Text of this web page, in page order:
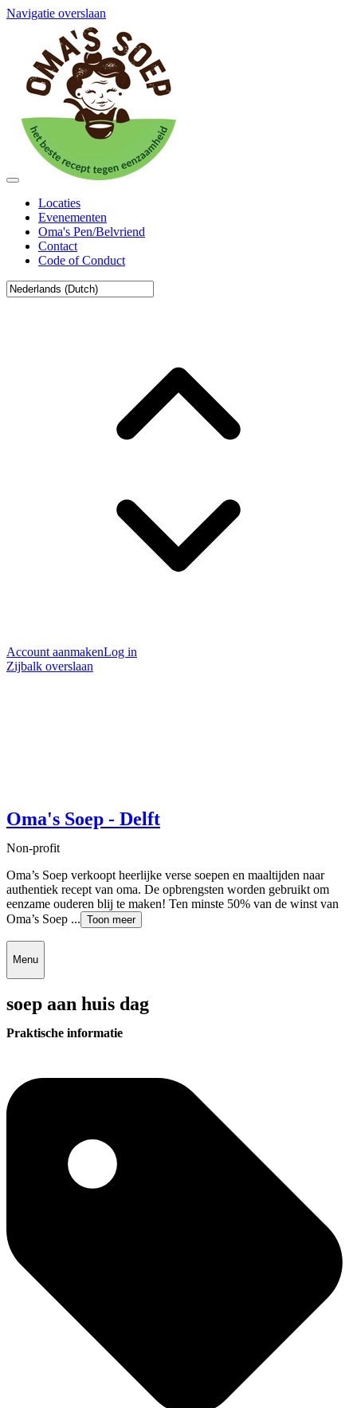
Navigatie overslaan
Locaties
Evenementen
Oma's Pen/Belvriend
Contact
Code of Conduct
Account aanmakenLog in
Zijbalk overslaan
Oma's Soep - Delft
Non-profit
Oma’s Soep verkoopt heerlijke verse soepen en maaltijden naar
authentiek recept van oma. De opbrengsten worden gebruikt om
eenzame ouderen blij te maken! Ten minste 50% van de winst van
Oma’s Soep ... Toon meer
Menu
soep aan huis dag
Praktische informatie